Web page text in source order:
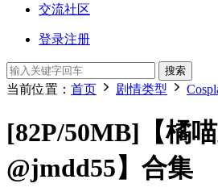
交流社区
登录注册
搜索
当前位置： 首页 剧情类型
[82P/50MB]【橘
@jmdd55】合集